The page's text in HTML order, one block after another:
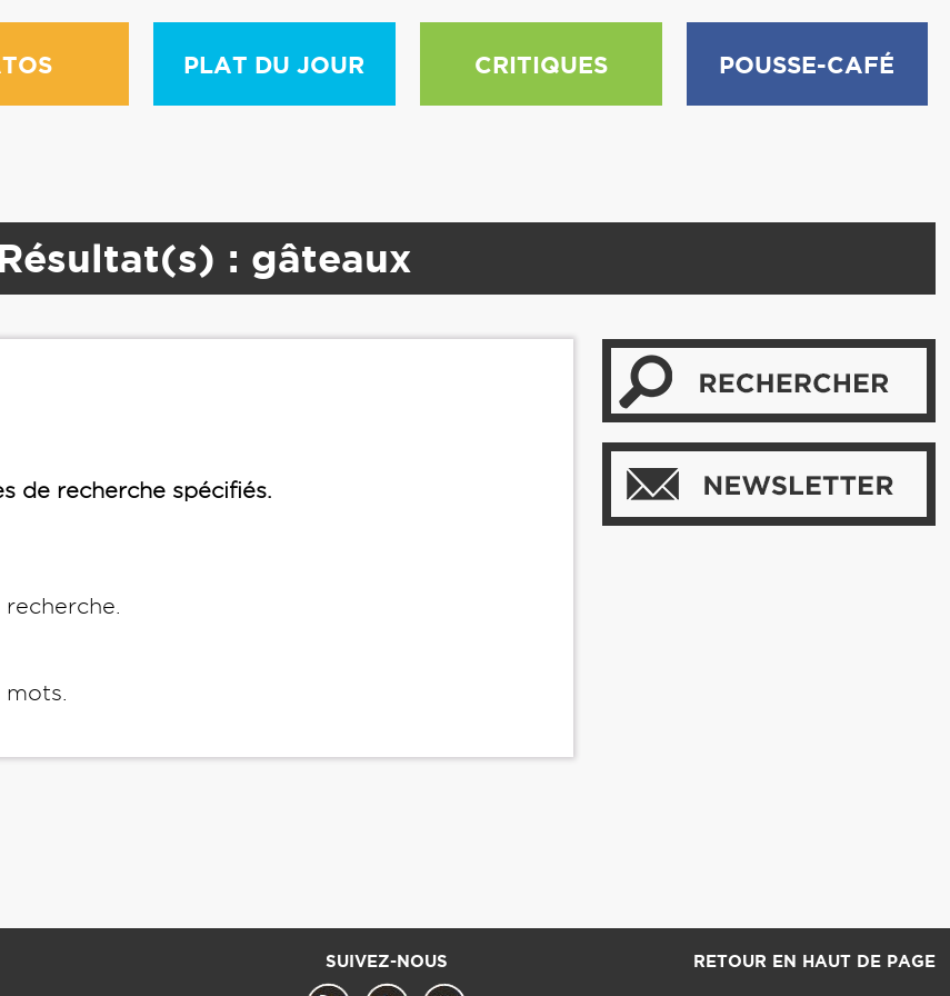
PLAT DU JOUR CRITIQUES POUSSE-CAFÉ
Résultat(s) : gâteaux
de recherche spécifiés.
SUIVEZ-NOUS RETOUR EN HAUT DE PAGE